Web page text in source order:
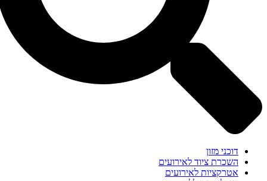
דוכני מזון
השכרת ציוד לאירועים
אטרקציות לאירועים